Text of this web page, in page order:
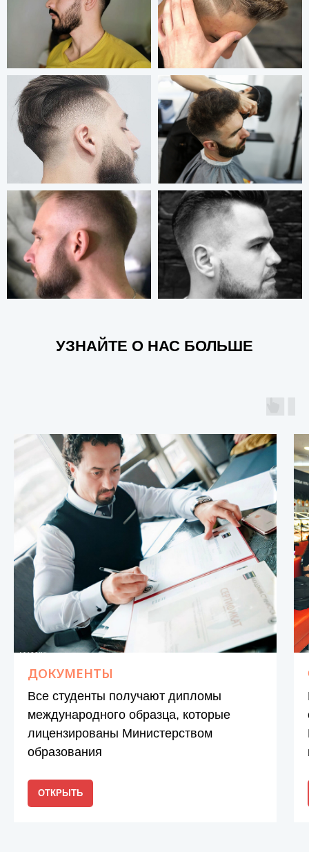
УЗНАЙТЕ О НАС БОЛЬШЕ
ДОКУМЕНТЫ
Все студенты получают дипломы
международного образца, которые
лицензированы Министерством
образования
ОТКРЫТЬ